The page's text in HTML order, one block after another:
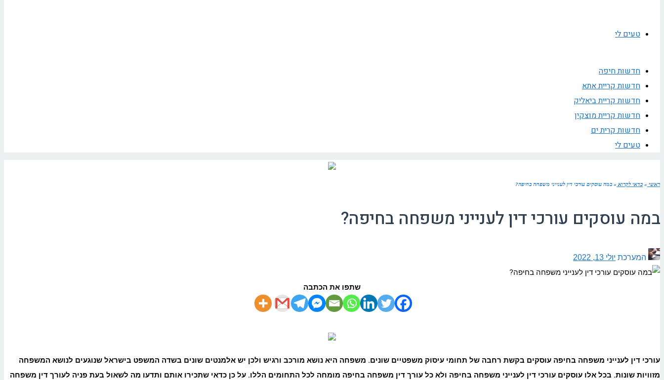
טעים לי
חדשות חיפה
חדשות קריית אתא
חדשות קריית ביאליק
חדשות קריית מוצקין
חדשות קרית ים
טעים לי
ראשי » כדאי לקרוא » במה עוסקים עורכי דין לענייני משפחה בחיפה?
במה עוסקים עורכי דין לענייני משפחה בחיפה?
המערכת יולי 13, 2022
שתפו את הכתבה
עורכי דין לענייני משפחה בחיפה עוסקים בקשת רחבה של תחומי עיסוק משפטיים שונים. משפחה היא נושא מורכב ורגיש ולכן יש אלמנטים שונים בשדה המשפט בישראל שנוגעים לנושא המשפחה
מזוויות שונות. בכל אלו עוסקים עורכי דין לענייני משפחה בחיפה ולא כל עורך דין משפחה בחיפה מומחה לכל התחומים הללו. על כן כדאי שתכירו אותם ותדעו מה לשאול בעת פניה לעורך דין משפחה